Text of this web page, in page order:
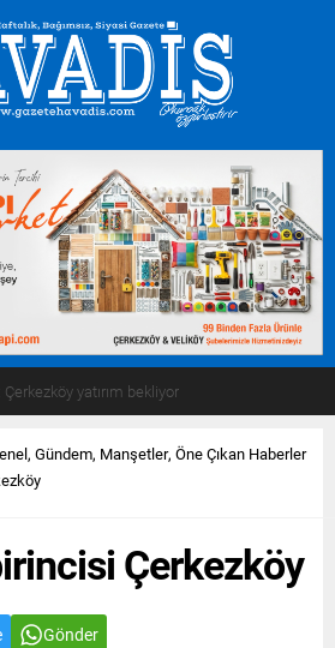
oturumu tamamlandı
, Gündem, Manşetler, Öne Çıkan Haberler
Çerkezköy
Gönder